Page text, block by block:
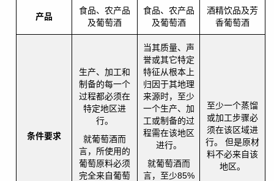
产品
食品、农产品
及葡萄酒
食品、农产品
及葡萄酒
酒精饮品及芳
香葡萄酒
条件要求
生产、加工和
制备的每一个
过程都必须在
特定地区进
行。
就葡萄酒而
言，所使用的
葡萄原料必须
完全来自葡萄
当其质量、声
誉或其它特定
特征从根本上
归因于其地理
来源时，至少
一个生产、加
工或制备的过
程需在该地区
进行。
就葡萄酒而
言，至少85%
至少一个蒸馏
或加工步骤必
须在该区域进
行。 但是原材
料不必来自该
地区。